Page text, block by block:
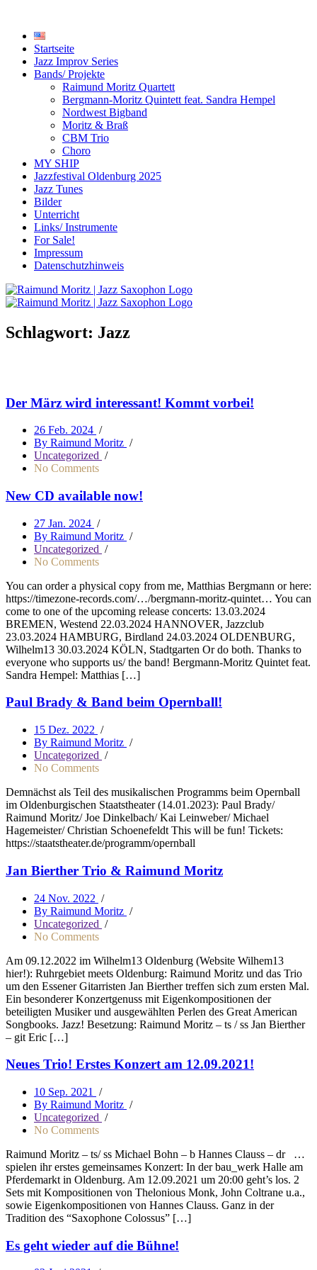
Startseite
Jazz Improv Series
Bands/ Projekte
Raimund Moritz Quartett
Bergmann-Moritz Quintett feat. Sandra Hempel
Nordwest Bigband
Moritz & Braß
CBM Trio
Choro
MY SHIP
Jazzfestival Oldenburg 2025
Jazz Tunes
Bilder
Unterricht
Links/ Instrumente
For Sale!
Impressum
Datenschutzhinweis
Schlagwort: Jazz
Der März wird interessant! Kommt vorbei!
26 Feb. 2024 /
By Raimund Moritz /
Uncategorized /
No Comments
New CD available now!
27 Jan. 2024 /
By Raimund Moritz /
Uncategorized /
No Comments
You can order a physical copy from me, Matthias Bergmann or here:
https://timezone-records.com/…/bergmann-moritz-quintet… You can
come to one of the upcoming release concerts: 13.03.2024
BREMEN, Westend 22.03.2024 HANNOVER, Jazzclub
23.03.2024 HAMBURG, Birdland 24.03.2024 OLDENBURG,
Wilhelm13 30.03.2024 KÖLN, Stadtgarten Or do both. Thanks to
everyone who supports us/ the band! Bergmann-Moritz Quintet feat.
Sandra Hempel: Matthias […]
Paul Brady & Band beim Opernball!
15 Dez. 2022 /
By Raimund Moritz /
Uncategorized /
No Comments
Demnächst als Teil des musikalischen Programms beim Opernball
im Oldenburgischen Staatstheater (14.01.2023): Paul Brady/
Raimund Moritz/ Joe Dinkelbach/ Kai Leinweber/ Michael
Hagemeister/ Christian Schoenefeldt This will be fun! Tickets:
https://staatstheater.de/programm/opernball
Jan Bierther Trio & Raimund Moritz
24 Nov. 2022 /
By Raimund Moritz /
Uncategorized /
No Comments
Am 09.12.2022 im Wilhelm13 Oldenburg (Website Wilhem13
hier!): Ruhrgebiet meets Oldenburg: Raimund Moritz und das Trio
um den Essener Gitarristen Jan Bierther treffen sich zum ersten Mal.
Ein besonderer Konzertgenuss mit Eigenkompositionen der
beteiligten Musiker und ausgewählten Perlen des Great American
Songbooks. Jazz! Besetzung: Raimund Moritz – ts / ss Jan Bierther
– git Eric […]
Neues Trio! Erstes Konzert am 12.09.2021!
10 Sep. 2021
/
By Raimund Moritz /
Uncategorized /
No Comments
Raimund Moritz – ts/ ss Michael Bohn – b Hannes Clauss – dr …
spielen ihr erstes gemeinsames Konzert: In der bau_werk Halle am
Pferdemarkt in Oldenburg. Am 12.09.2021 um 20:00 geht’s los. 2
Sets mit Kompositionen von Thelonious Monk, John Coltrane u.a.,
sowie Eigenkompositionen von Hannes Clauss. Ganz in der
Tradition des “Saxophone Colossus” […]
Es geht wieder auf die Bühne!